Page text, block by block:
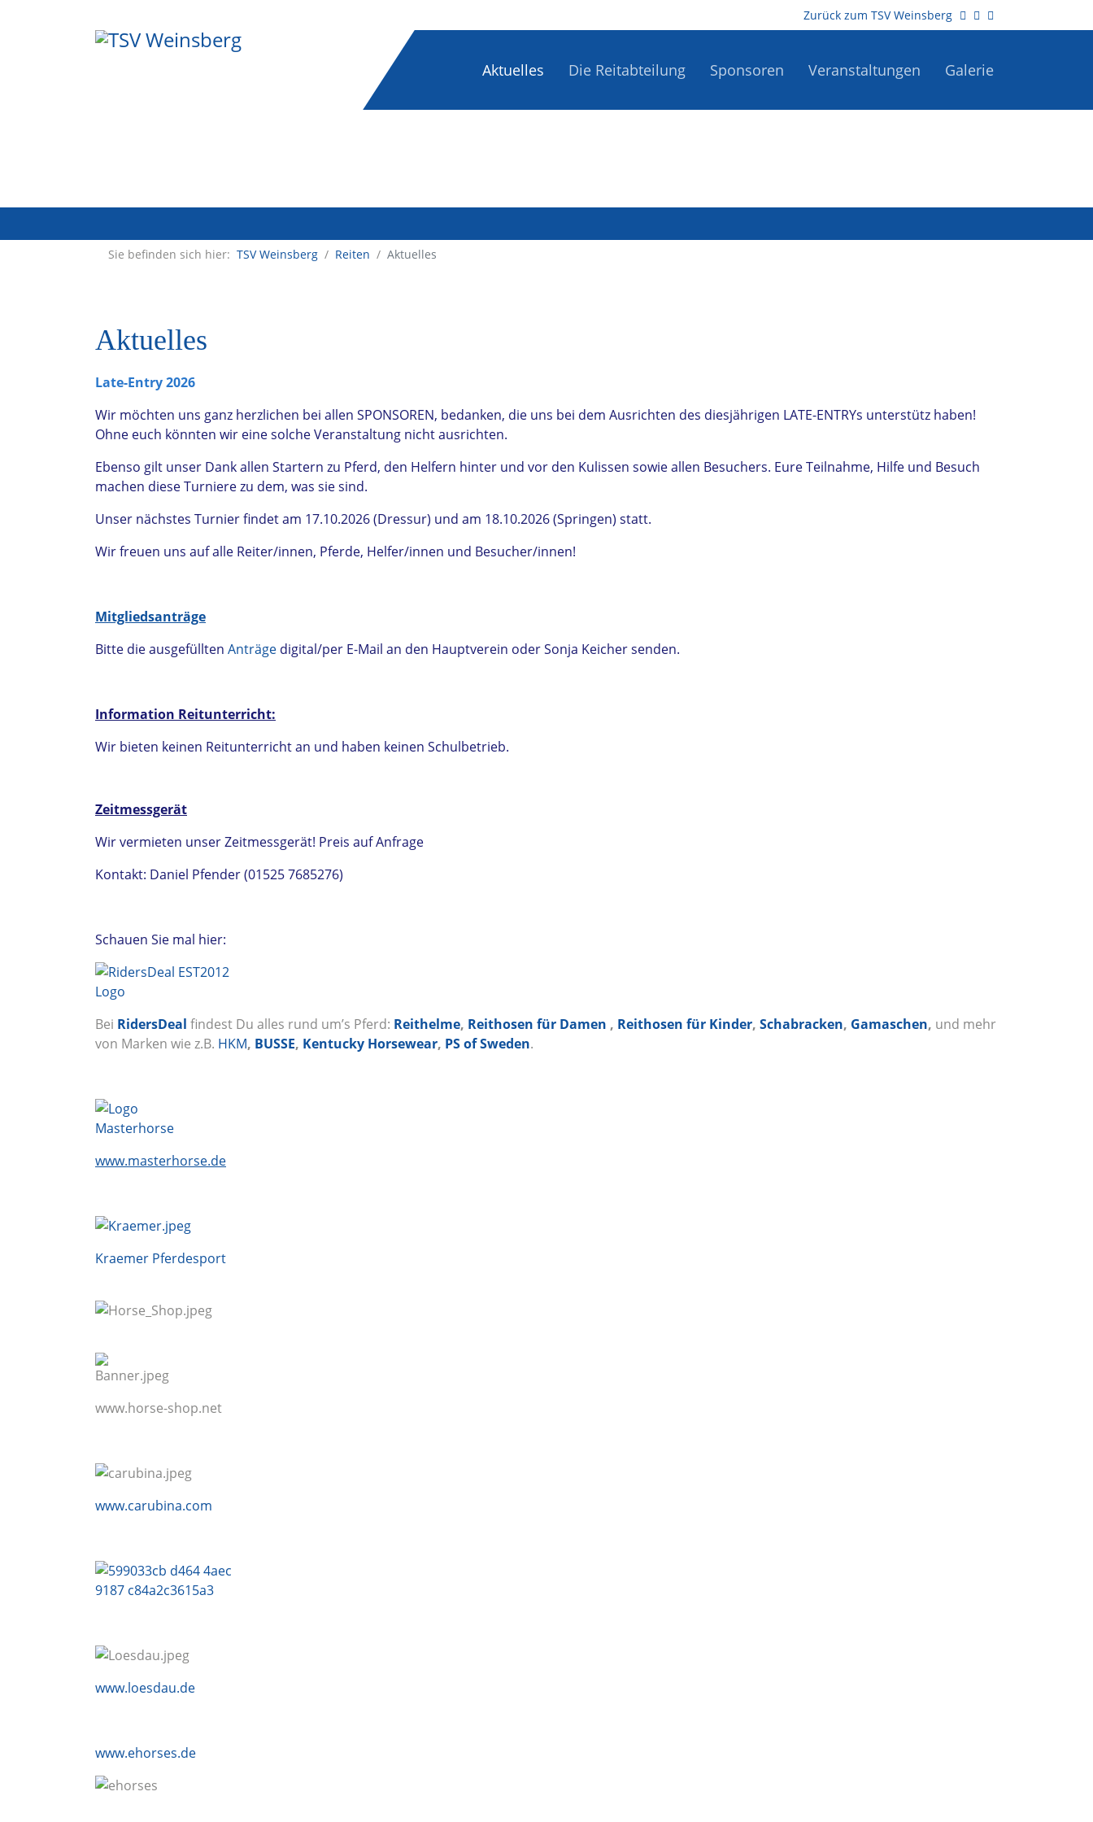
Zurück zum TSV Weinsberg
Aktuelles Die Reitabteilung Sponsoren Veranstaltungen Galerie
Sie befinden sich hier: TSV Weinsberg / Reiten / Aktuelles
Aktuelles
Late-Entry 2026
Wir möchten uns ganz herzlichen bei allen SPONSOREN, bedanken, die uns bei dem Ausrichten des diesjährigen LATE-ENTRYs unterstütz haben!
Ohne euch könnten wir eine solche Veranstaltung nicht ausrichten.
Ebenso gilt unser Dank allen Startern zu Pferd, den Helfern hinter und vor den Kulissen sowie allen Besuchers. Eure Teilnahme, Hilfe und Besuch
machen diese Turniere zu dem, was sie sind.
Unser nächstes Turnier findet am 17.10.2026 (Dressur) und am 18.10.2026 (Springen) statt.
Wir freuen uns auf alle Reiter/innen, Pferde, Helfer/innen und Besucher/innen!
Mitgliedsanträge
Bitte die ausgefüllten Anträge digital/per E-Mail an den Hauptverein oder Sonja Keicher senden.
Information Reitunterricht:
Wir bieten keinen Reitunterricht an und haben keinen Schulbetrieb.
Zeitmessgerät
Wir vermieten unser Zeitmessgerät! Preis auf Anfrage
Kontakt: Daniel Pfender (01525 7685276)
Schauen Sie mal hier:
Bei RidersDeal findest Du alles rund um’s Pferd: Reithelme, Reithosen für Damen , Reithosen für Kinder, Schabracken, Gamaschen, und mehr
von Marken wie z.B. HKM, BUSSE, Kentucky Horsewear, PS of Sweden.
www.masterhorse.de
Kraemer Pferdesport
www.horse-shop.net
www.carubina.com
www.loesdau.de
www.ehorses.de